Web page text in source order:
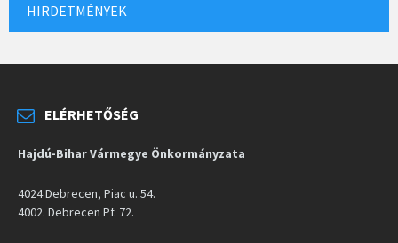
HIRDETMÉNYEK
ELÉRHETŐSÉG
Hajdú-Bihar Vármegye Önkormányzata
4024 Debrecen, Piac u. 54.
4002. Debrecen Pf. 72.